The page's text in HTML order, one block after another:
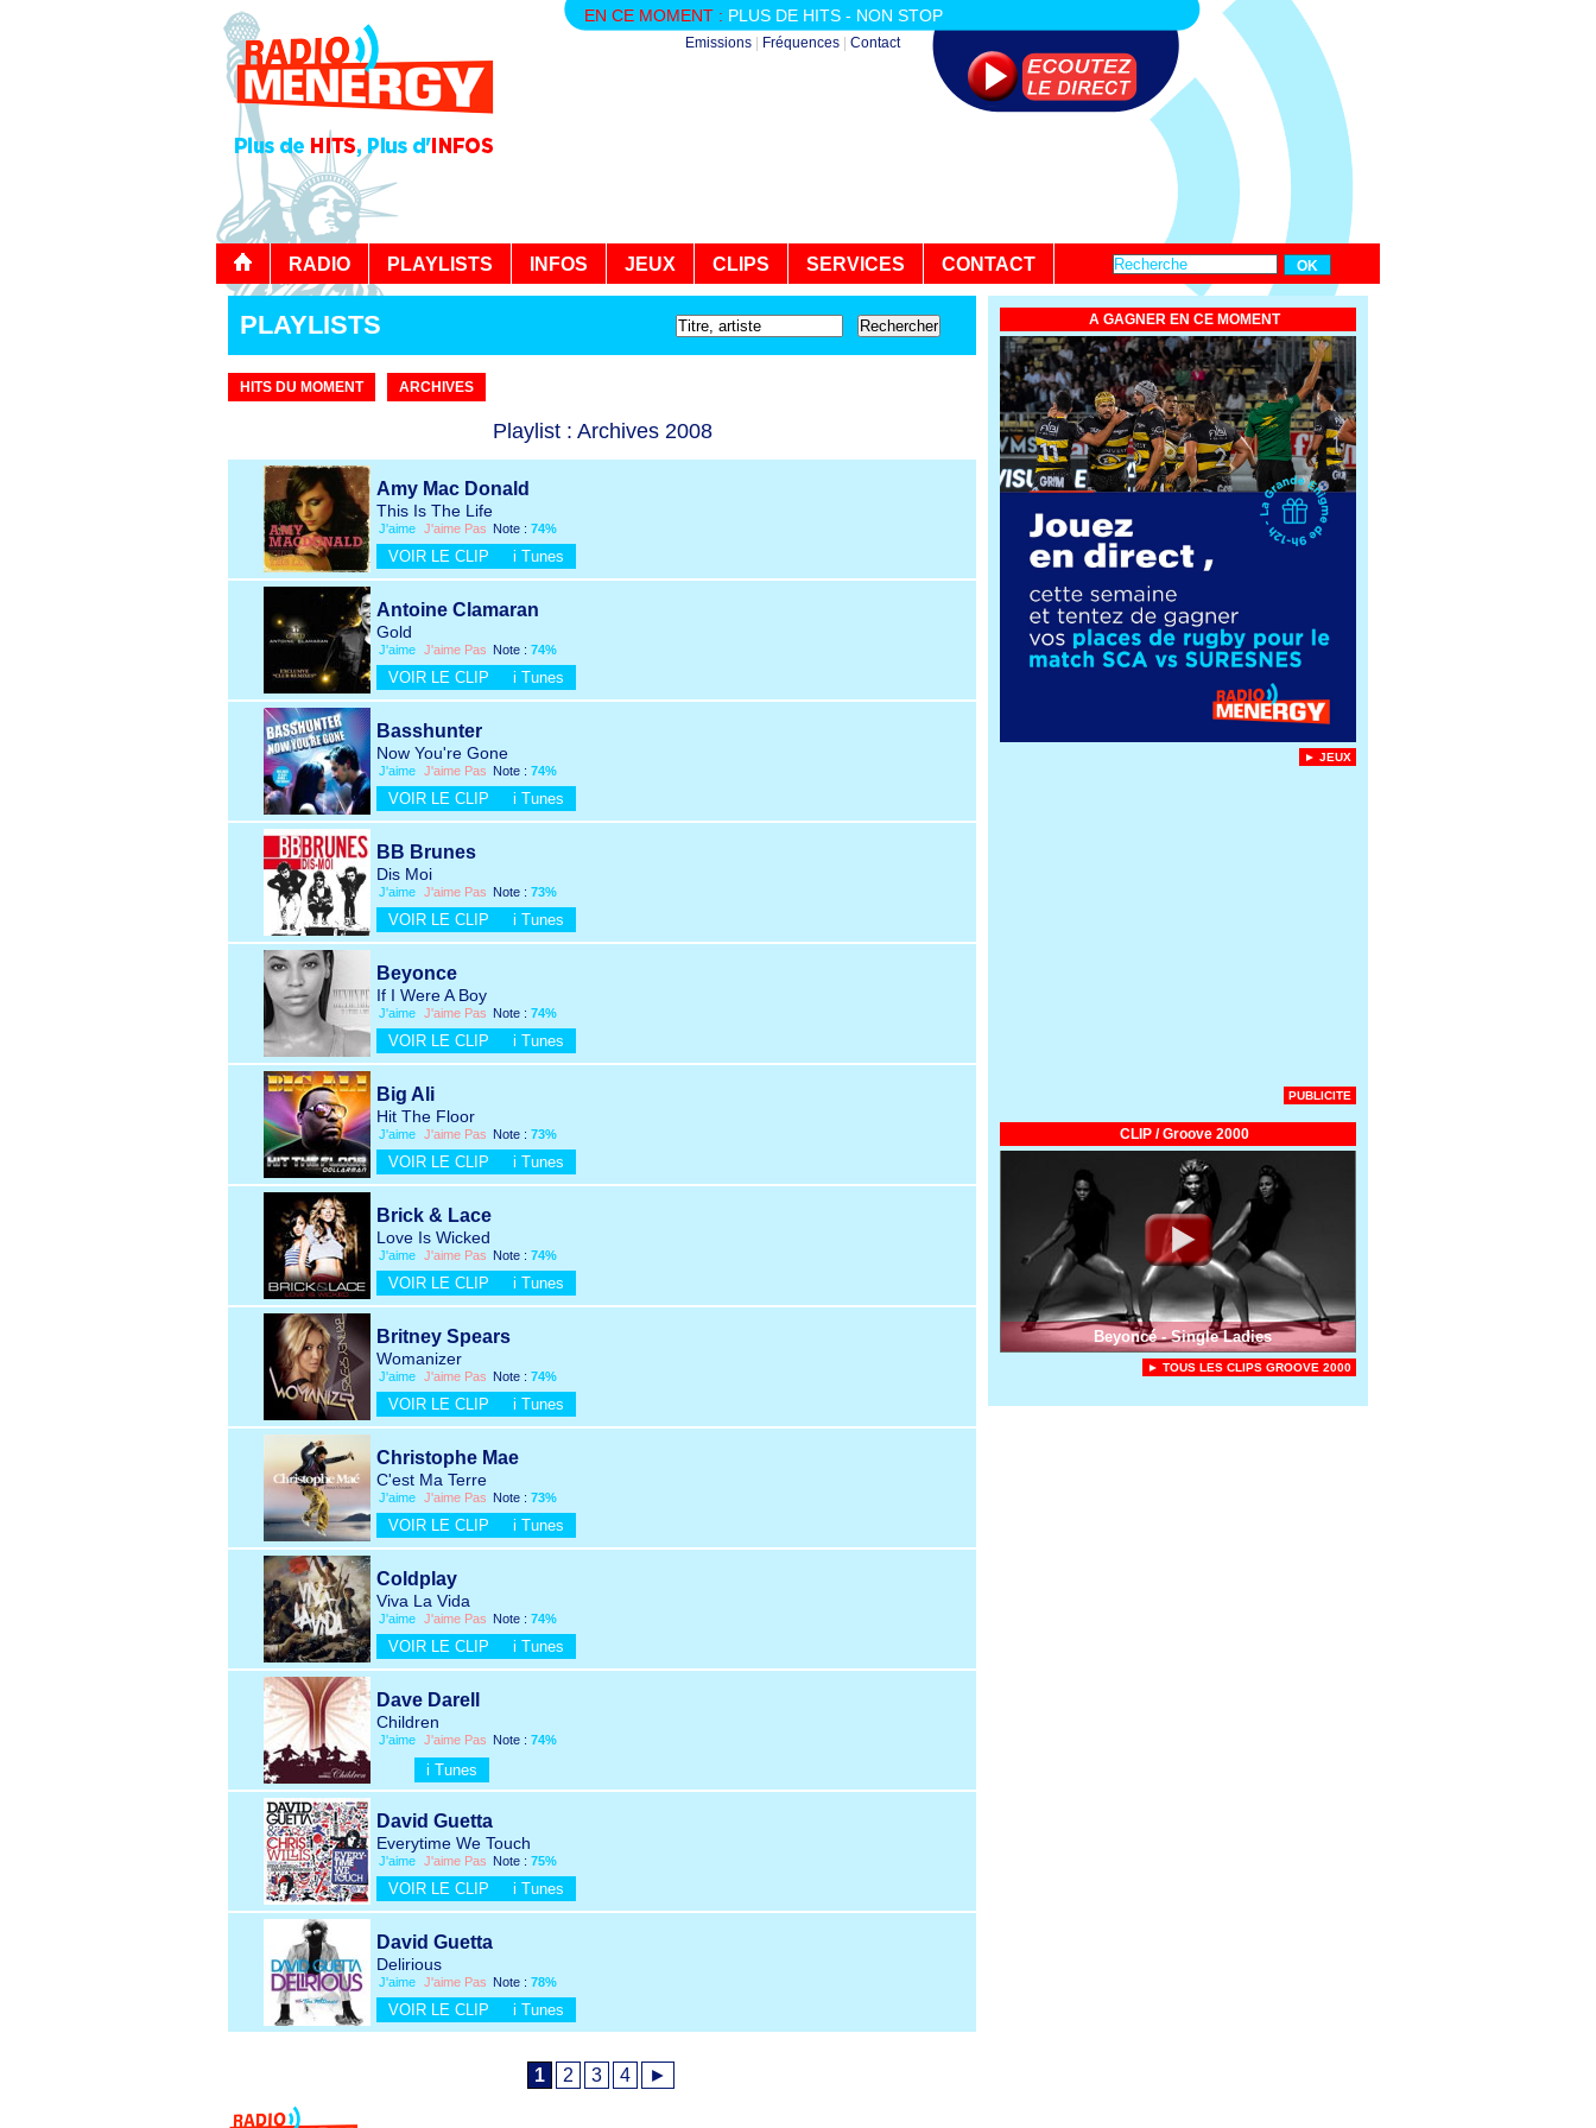
EN CE MOMENT : PLUS DE HITS - NON STOP
Emissions Fréquences Contact
RADIO PLAYLISTS INFOS JEUX CLIPS SERVICES CONTACT
PLAYLISTS
HITS DU MOMENT ARCHIVES
Playlist : Archives 2008
Amy Mac Donald
This Is The Life
J'aime J'aime Pas Note : 74%
VOIR LE CLIP i Tunes
Antoine Clamaran
Gold
J'aime J'aime Pas Note : 74%
VOIR LE CLIP i Tunes
Basshunter
Now You're Gone
J'aime J'aime Pas Note : 74%
VOIR LE CLIP i Tunes
BB Brunes
Dis Moi
J'aime J'aime Pas Note : 73%
VOIR LE CLIP i Tunes
Beyonce
If I Were A Boy
J'aime J'aime Pas Note : 74%
VOIR LE CLIP i Tunes
Big Ali
Hit The Floor
J'aime J'aime Pas Note : 73%
VOIR LE CLIP i Tunes
Brick & Lace
Love Is Wicked
J'aime J'aime Pas Note : 74%
VOIR LE CLIP i Tunes
Britney Spears
Womanizer
J'aime J'aime Pas Note : 74%
VOIR LE CLIP i Tunes
Christophe Mae
C'est Ma Terre
J'aime J'aime Pas Note : 73%
VOIR LE CLIP i Tunes
Coldplay
Viva La Vida
J'aime J'aime Pas Note : 74%
VOIR LE CLIP i Tunes
Dave Darell
Children
J'aime J'aime Pas Note : 74%
i Tunes
David Guetta
Everytime We Touch
J'aime J'aime Pas Note : 75%
VOIR LE CLIP i Tunes
David Guetta
Delirious
J'aime J'aime Pas Note : 78%
VOIR LE CLIP i Tunes
1 2 3 4 ►
A GAGNER EN CE MOMENT
► JEUX
PUBLICITE
CLIP / Groove 2000
Beyoncé - Single Ladies
► TOUS LES CLIPS GROOVE 2000